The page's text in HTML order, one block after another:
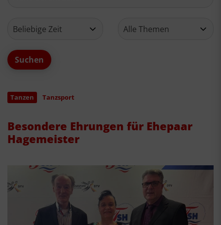
Tanzen Tanzsport
Besondere Ehrungen für Ehepaar
Hagemeister